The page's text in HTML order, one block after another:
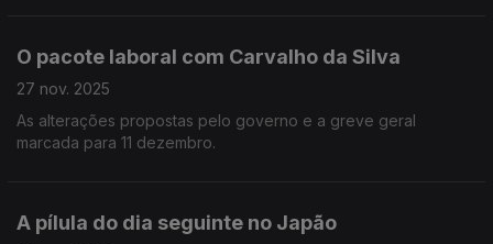
O pacote laboral com Carvalho da Silva
27 nov. 2025
As alterações propostas pelo governo e a greve geral
marcada para 11 dezembro.
A pílula do dia seguinte no Japão